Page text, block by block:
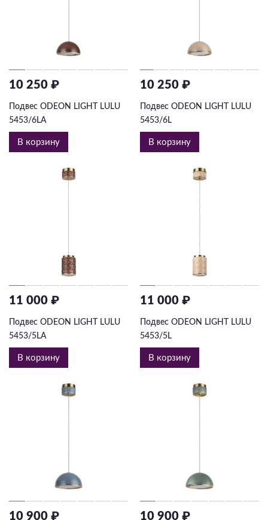
10 250 ₽
Подвес ODEON LIGHT LULU
5453/6LA
В корзину
10 250 ₽
Подвес ODEON LIGHT LULU
5453/6L
В корзину
11 000 ₽
Подвес ODEON LIGHT LULU
5453/5LA
В корзину
11 000 ₽
Подвес ODEON LIGHT LULU
5453/5L
В корзину
10 900 ₽ 10 900 ₽